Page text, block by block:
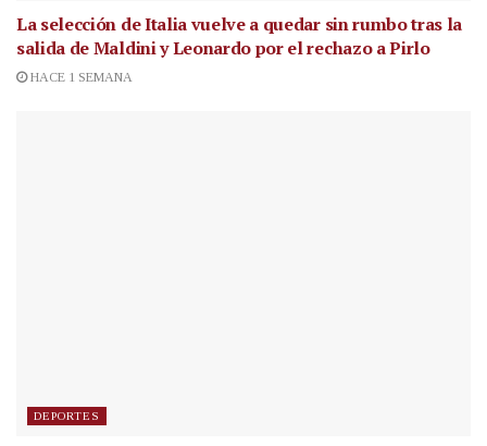
La selección de Italia vuelve a quedar sin rumbo tras la
salida de Maldini y Leonardo por el rechazo a Pirlo
HACE 1 SEMANA
DEPORTES